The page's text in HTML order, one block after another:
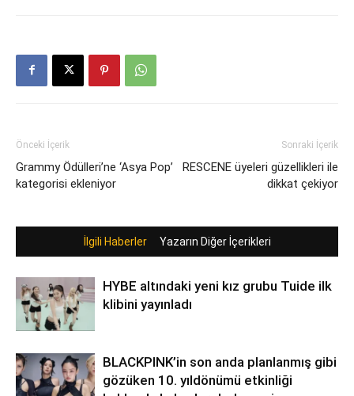
Önceki İçerik
Grammy Ödülleri’ne ‘Asya Pop’
kategorisi ekleniyor
Sonraki İçerik
RESCENE üyeleri güzellikleri ile
dikkat çekiyor
İlgili Haberler Yazarın Diğer İçerikleri
HYBE altındaki yeni kız grubu Tuide ilk
klibini yayınladı
BLACKPINK’in son anda planlanmış gibi
gözüken 10. yıldönümü etkinliği